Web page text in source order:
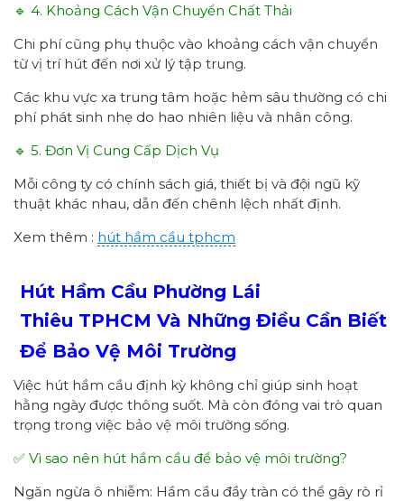
🔹 4. Khoảng Cách Vận Chuyển Chất Thải
Chi phí cũng phụ thuộc vào khoảng cách vận chuyển
từ vị trí hút đến nơi xử lý tập trung.
Các khu vực xa trung tâm hoặc hẻm sâu thường có chi
phí phát sinh nhẹ do hao nhiên liệu và nhân công.
🔹 5. Đơn Vị Cung Cấp Dịch Vụ
Mỗi công ty có chính sách giá, thiết bị và đội ngũ kỹ
thuật khác nhau, dẫn đến chênh lệch nhất định.
Xem thêm : hút hầm cầu tphcm
Hút Hầm Cầu Phường Lái
Thiêu TPHCM Và Những Điều Cần Biết
Để Bảo Vệ Môi Trường
Việc hút hầm cầu định kỳ không chỉ giúp sinh hoạt
hằng ngày được thông suốt. Mà còn đóng vai trò quan
trọng trong việc bảo vệ môi trường sống.
✅ Vì sao nên hút hầm cầu để bảo vệ môi trường?
Ngăn ngừa ô nhiễm: Hầm cầu đầy tràn có thể gây rò rỉ